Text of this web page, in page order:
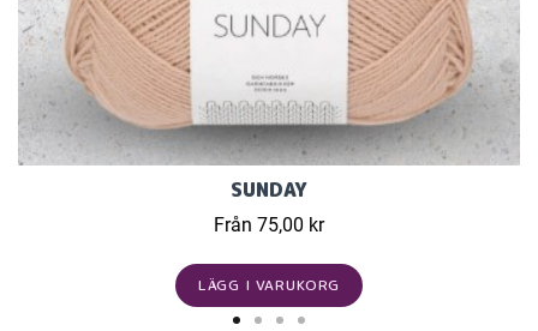
SUNDAY
Från 75,00 kr
LÄGG I VARUKORG